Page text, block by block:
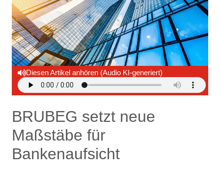
Diesen Artikel anhören (Audio KI-generiert)
BRUBEG setzt neue
Maßstäbe für
Bankenaufsicht